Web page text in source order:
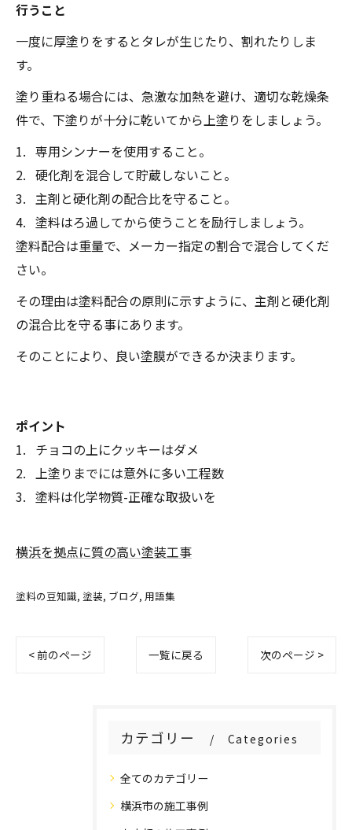
行うこと
一度に厚塗りをするとタレが生じたり、割れたりしま
す。
塗り重ねる場合には、急激な加熱を避け、適切な乾燥条
件で、下塗りが十分に乾いてから上塗りをしましょう。
専用シンナーを使用すること。
硬化剤を混合して貯蔵しないこと。
主剤と硬化剤の配合比を守ること。
塗料はろ過してから使うことを励行しましょう。
塗料配合は重量で、メーカー指定の割合で混合してくだ
さい。
その理由は塗料配合の原則に示すように、主剤と硬化剤
の混合比を守る事にあります。
そのことにより、良い塗膜ができるか決まります。
ポイント
チョコの上にクッキーはダメ
上塗りまでには意外に多い工程数
塗料は化学物質-正確な取扱いを
横浜を拠点に質の高い塗装工事
塗料の豆知識 塗装 ブログ 用語集
< 前のページ 一覧に戻る 次のページ >
カテゴリー Categories
全てのカテゴリー
横浜市の施工事例